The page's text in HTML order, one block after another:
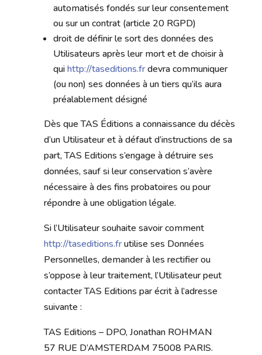
automatisés fondés sur leur consentement
ou sur un contrat (article 20 RGPD)
droit de définir le sort des données des
Utilisateurs après leur mort et de choisir à
quihttp://taseditions.frdevra communiquer
(ou non) ses données à un tiers qu’ils aura
préalablement désigné
Dès que TAS Éditions a connaissance du décès
d’un Utilisateur et à défaut d’instructions de sa
part, TAS Editions s’engage à détruire ses
données, sauf si leur conservation s’avère
nécessaire à des fins probatoires ou pour
répondre à une obligation légale.
Si l’Utilisateur souhaite savoir comment
http://taseditions.frutilise ses Données
Personnelles, demander à les rectifier ou
s’oppose à leur traitement, l’Utilisateur peut
contacter TAS Editions par écrit à l’adresse
suivante :
TAS Editions – DPO, Jonathan ROHMAN
57 RUE D’AMSTERDAM 75008 PARIS.